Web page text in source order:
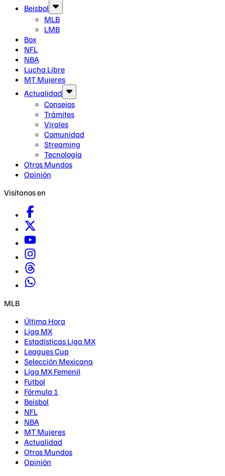
Beisbol
MLB
LMB
Box
NFL
NBA
Lucha Libre
MT Mujeres
Actualidad
Consejos
Trámites
Virales
Comunidad
Streaming
Tecnología
Otros Mundos
Opinión
Visítanos en
MLB
Última Hora
Liga MX
Estadísticas Liga MX
Leagues Cup
Selección Mexicana
Liga MX Femenil
Futbol
Fórmula 1
Beisbol
NFL
NBA
MT Mujeres
Actualidad
Otros Mundos
Opinión